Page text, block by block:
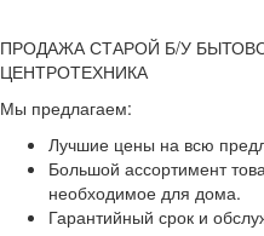
ПРОДАЖА СТАРОЙ Б/У
ЦЕНТРОТЕХНИКА
Мы предлагаем:
Лучшие цены на всю
Большой ассортимент
необходимое для дома.
Гарантийный срок и